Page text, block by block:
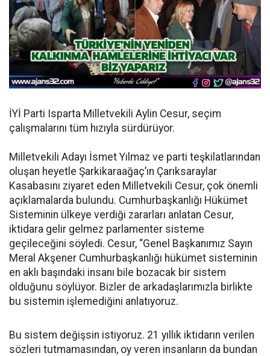
İYİ Parti Isparta Milletvekili Aylin Cesur, seçim
çalışmalarını tüm hızıyla sürdürüyor.
Milletvekili Adayı İsmet Yılmaz ve parti teşkilatlarından
oluşan heyetle Şarkikaraağaç’ın Çarıksaraylar
Kasabasını ziyaret eden Milletvekili Cesur, çok önemli
açıklamalarda bulundu. Cumhurbaşkanlığı Hükümet
Sisteminin ülkeye verdiği zararları anlatan Cesur,
iktidara gelir gelmez parlamenter sisteme
geçileceğini söyledi. Cesur, “Genel Başkanımız Sayın
Meral Akşener Cumhurbaşkanlığı hükümet sisteminin
en aklı başındaki insanı bile bozacak bir sistem
olduğunu söylüyor. Bizler de arkadaşlarımızla birlikte
bu sistemin işlemediğini anlatıyoruz.
Bu sistem değişsin istiyoruz. 21 yıllık iktidarın verilen
sözleri tutmamasından, oy veren insanların da bundan